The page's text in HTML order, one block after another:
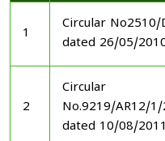
1
Circular No2510/
dated 26/05/
2
Circular
No.9219/AR12/1/
dated 10/08/2011